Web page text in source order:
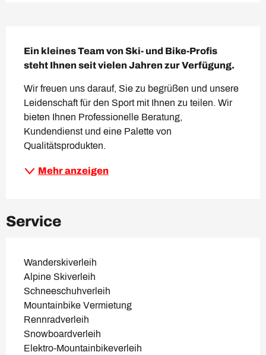
Ein kleines Team von Ski- und Bike-Profis
steht Ihnen seit vielen Jahren zur Verfügung.
Wir freuen uns darauf, Sie zu begrüßen und unsere
Leidenschaft für den Sport mit Ihnen zu teilen. Wir
bieten Ihnen Professionelle Beratung,
Kundendienst und eine Palette von
Qualitätsprodukten.
Mehr anzeigen
Service
Wanderskiverleih
Alpine Skiverleih
Schneeschuhverleih
Mountainbike Vermietung
Rennradverleih
Snowboardverleih
Elektro-Mountainbikeverleih